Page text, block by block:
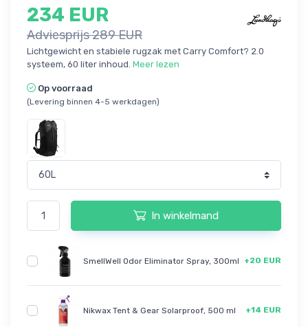
234 EUR
Adviesprijs 289 EUR
Lichtgewicht en stabiele rugzak met Carry Comfort? 2.0
systeem, 60 liter inhoud. Meer lezen
Op voorraad
(Levering binnen 4-5 werkdagen)
In winkelmand
SmellWell Odor Eliminator Spray, 300ml +20 EUR
Nikwax Tent & Gear Solarproof, 500 ml +14 EUR